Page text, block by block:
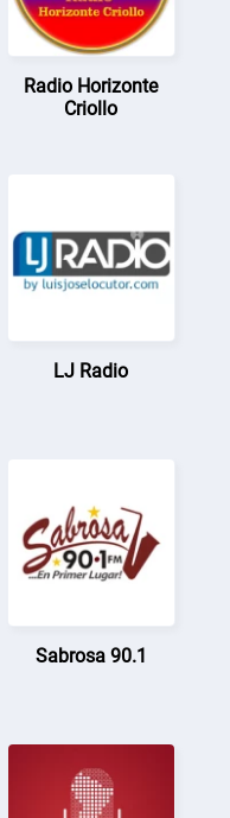
Radio Horizonte
Criollo
LJ Radio
Sabrosa 90.1